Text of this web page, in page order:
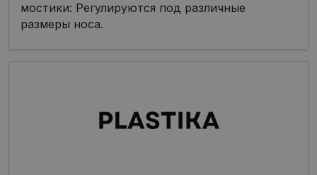
мостики: Регулируются под различные
размеры носа.